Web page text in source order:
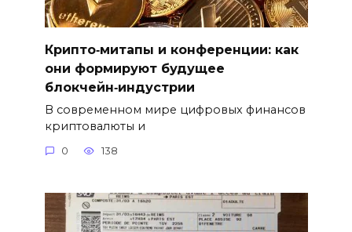
Крипто‑митапы и конференции: как
они формируют будущее
блокчейн‑индустрии
В современном мире цифровых финансов
криптовалюты и
0 138